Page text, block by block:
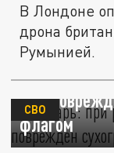
В Лондоне
дрона
Румынией.
Слюсарь: при
был
флагом
СВО